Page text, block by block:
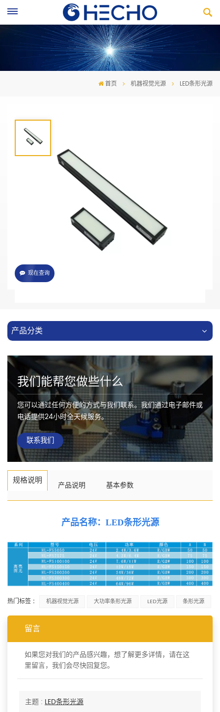
首页 机器视觉光源 LED条形光源
LED条形光源
超高亮度，高均匀性照明
颜色可根据需求搭配，自由组合，尺寸灵活定制
光源照射角度可根据客户安装方式来实现调节
现在查询
产品分类
我们能帮您做些什么
您可以通过任何方便的方式与我们联系。我们通过电子邮件或
电话提供24小时全天候服务。
联系我们
规格说明 产品说明 基本参数
产品名称： LED条形光源
热门标签 : 机器视觉光源 大功率条形光源 LED光源 条形光源
留言
如果您对我们的产品感兴趣，想了解更多详情，请在这
里留言，我们会尽快回复您。
主题 : LED条形光源